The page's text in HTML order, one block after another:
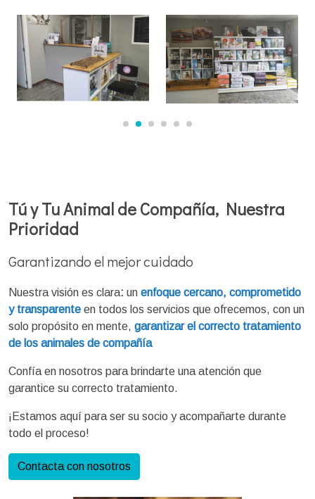
Tú y Tu Animal de Compañía, Nuestra
Prioridad
Garantizando el mejor cuidado
Nuestra visión es clara: un enfoque cercano, comprometido
y transparente en todos los servicios que ofrecemos, con un
solo propósito en mente, garantizar el correcto tratamiento
de los animales de compañía
Confía en nosotros para brindarte una atención que
garantice su correcto tratamiento.
¡Estamos aquí para ser su socio y acompañarte durante
todo el proceso!
Contacta con nosotros